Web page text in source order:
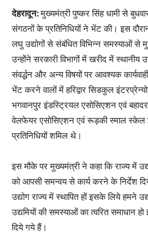
देहरादून:मुख्यमंत्री पुष्कर सिंह धामी से
संगठनों के प्रतिनिधियों ने भेंट की। इस
लघु उद्योगों से संबंधित विभिन्न समस्याओं से
उन्होंने सरकारी विभागों में खरीद में स्थानीय
संवर्द्धन और अन्य विषयों पर आवश्यक
भेंट करने वालों में हरिद्वार सिडकुल
भगवानपुर इंडस्ट्रियल एसोसिएशन एवं
वेलफेयर एसोसिएशन एवं रूड़की स्माल स्केल
प्रतिनिधियों शमिल थे।
इस मौके पर मुख्यमंत्री ने कहा कि राज्य में
को आपसी समन्वय से कार्य करने के निर्देश
उद्योग राज्य में स्थापित हों इसके लिये हमने
उद्यमियों की समस्याओं का त्वरित समाधान
दिये गये हैं।